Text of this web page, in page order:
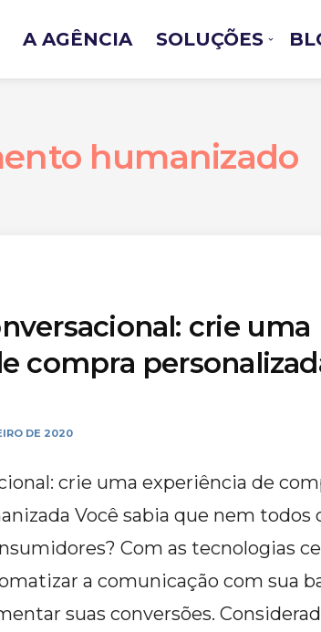
A AGÊNCIA SOLUÇÕES
humanizado
crie uma
compra
DE 2020
crie uma experiência de
Você sabia que nem todos
Com as tecnologias
a comunicação com sua
suas conversões.